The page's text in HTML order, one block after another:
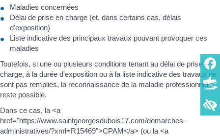
Maladies concernées
Délai de prise en charge (et, dans certains cas, délais
d'exposition)
Liste indicative des principaux travaux pouvant provoquer ces
maladies
Toutefois, si une ou plusieurs conditions tenant au délai de prise en
charge, à la durée d'exposition ou à la liste indicative des travaux ne
sont pas remplies, la reconnaissance de la maladie professionnelle
reste possible.
Dans ce cas, la <a
href="https://www.saintgeorgesdubois17.com/demarches-
administratives/?xml=R15469">CPAM</a> (ou la <a